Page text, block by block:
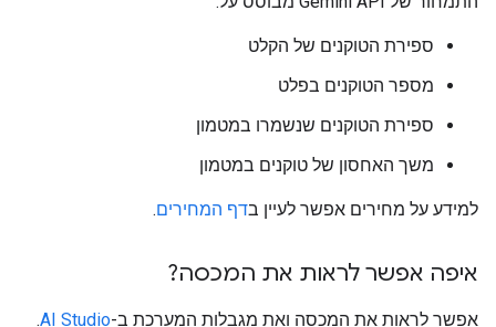
ספירת הטוקנים של הקלט
מספר הטוקנים בפלט
ספירת הטוקנים שנשמרו במטמון
משך האחסון של טוקנים במטמון
למידע על מחירים אפשר לעיין בדף המחירים.
איפה אפשר לראות את המכסה?
אפשר לראות את המכסה ואת מגבלות המערכת ב-AI Studio
.